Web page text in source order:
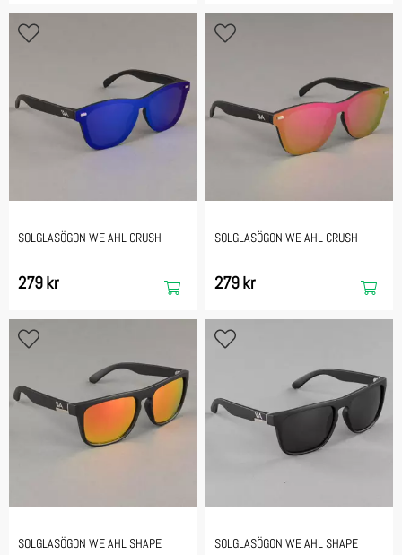
SOLGLASÖGON WE AHL CRUSH
279 kr
SOLGLASÖGON WE AHL CRUSH
279 kr
SOLGLASÖGON WE AHL SHAPE SOLGLASÖGON WE AHL SHAPE